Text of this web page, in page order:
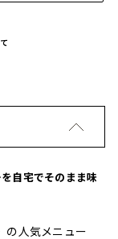
自宅でそのまま味
の人気メニュー